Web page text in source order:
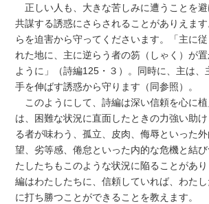
正しい人も、大きな苦しみに遭うことを避
共謀する誘惑にさらされることがありえま
らを迫害から守ってくださいます。「主に
れた地に、主に逆らう者の笏（しゃく）が
ように」（詩編125・３）。同時に、主は、
手を伸ばす誘惑から守ります（同参照）。
このようにして、詩編は深い信頼を心に
は、困難な状況に直面したときの力強い助
る者が味わう、孤立、皮肉、侮辱といった
望、劣等感、倦怠といった内的な危機と結
たしたちもこのような状況に陥ることがあ
編はわたしたちに、信頼していれば、わた
に打ち勝つことができることを教えます。